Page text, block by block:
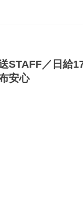
STAFF／日給
安心